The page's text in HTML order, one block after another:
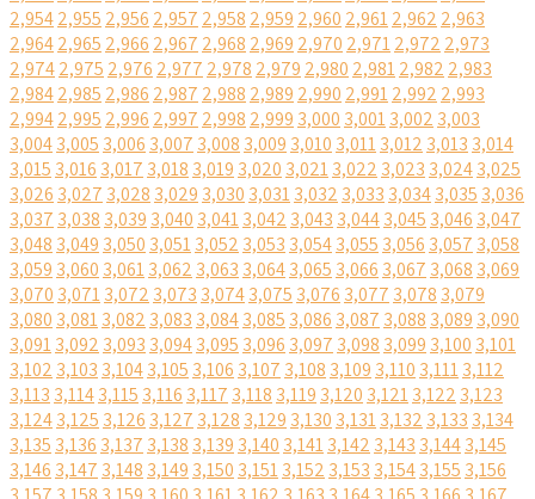
2,9542,955 2,956 2,957 2,958 2,959 2,960 2,9612,962 2,963
2,9642,965 2,966 2,967 2,968 2,969 2,970 2,9712,972 2,973
2,9742,975 2,976 2,977 2,978 2,979 2,980 2,9812,982 2,983
2,9842,985 2,986 2,987 2,988 2,989 2,990 2,9912,992 2,993
2,9942,995 2,996 2,997 2,998 2,999 3,000 3,0013,002 3,003
3,0043,005 3,006 3,007 3,008 3,009 3,010 3,0113,012 3,013 3,014
3,015 3,016 3,017 3,018 3,019 3,020 3,0213,022 3,023 3,0243,025
3,026 3,027 3,028 3,029 3,030 3,0313,032 3,033 3,0343,035 3,036
3,037 3,038 3,039 3,040 3,0413,042 3,043 3,0443,045 3,046 3,047
3,048 3,049 3,050 3,0513,052 3,053 3,0543,055 3,056 3,057 3,058
3,059 3,060 3,0613,062 3,063 3,0643,065 3,066 3,067 3,068 3,069
3,070 3,0713,072 3,073 3,0743,075 3,076 3,077 3,078 3,079
3,080 3,0813,082 3,083 3,0843,085 3,086 3,087 3,088 3,089 3,090
3,0913,092 3,093 3,0943,095 3,096 3,097 3,098 3,099 3,100 3,101
3,102 3,103 3,1043,105 3,106 3,107 3,108 3,109 3,110 3,1113,112
3,113 3,1143,115 3,116 3,117 3,118 3,119 3,120 3,1213,122 3,123
3,1243,125 3,126 3,127 3,128 3,129 3,130 3,1313,132 3,133 3,134
3,135 3,136 3,137 3,138 3,139 3,140 3,1413,142 3,143 3,1443,145
3,146 3,147 3,148 3,149 3,150 3,1513,152 3,153 3,1543,155 3,156